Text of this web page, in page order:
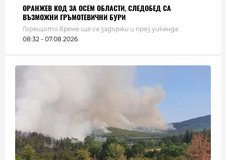
ОРАНЖЕВ КОД ЗА ОСЕМ ОБЛАСТИ, СЛЕДОБЕД СА
ВЪЗМОЖНИ ГРЪМОТЕВИЧНИ БУРИ
Горещото време ще се задържи и през уикенда
08:32 - 07.08.2026